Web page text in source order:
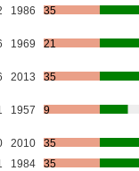
1986 35
1969 21
2013 35
1957 9
2010
35
1984 35